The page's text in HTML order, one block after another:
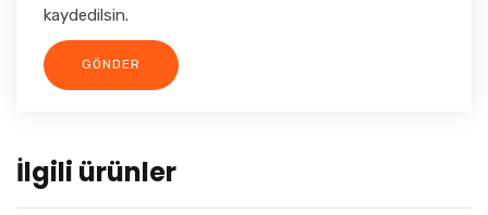
kaydedilsin.
İlgili ürünler